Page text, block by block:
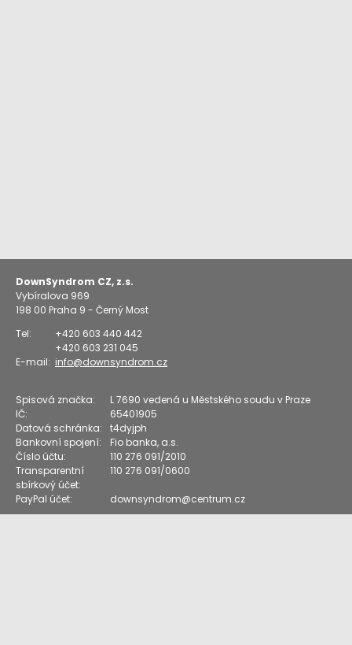
DownSyndrom CZ, z.s.
Vybíralova 969
198 00 Praha 9 - Černý Most
Tel:
+420 603 440 442
+420 603 231 045
E-mail: info@downsyndrom.cz
Spisová značka:
L 7690 vedená u Městského soudu v Praze
IČ:
65401905
Datová schránka:
t4dyjph
Bankovní spojení:
Fio banka, a.s.
Číslo účtu:
110 276 091/2010
Transparentní
sbírkový účet:
110 276 091/0600
PayPal účet: downsyndrom@centrum.cz